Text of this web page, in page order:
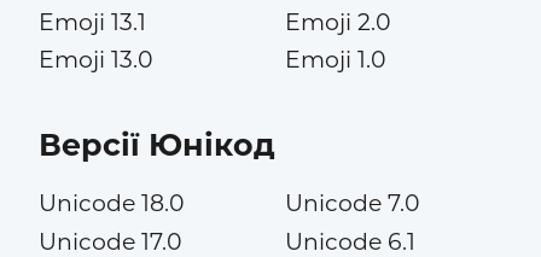
Emoji 13.1
Emoji 13.0
Emoji 2.0
Emoji 1.0
Версії Юнікод
Unicode 18.0
Unicode 17.0
Unicode 7.0
Unicode 6.1